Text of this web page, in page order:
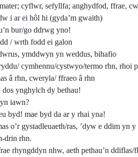
cyflwr, sefyllfa; anghydfod, ffrae,
i ar ei hôl hi (gyda’m gwaith)
bur/go ddrwg yno!
/ wrth fodd ei galon
ymddwyn yn weddus, bihafio
cymhennu/cystwyo/termo rhn, rhoi
â rhn, cweryla/ ffraeo â rhn
dos ynghylch dy bethau!
iawn?
byd! mae byd da ar y rhai yna!
o’r gystadleuaeth/ras, ’dyw e ddim yn
drin rhn.
rhyngddyn nhw, aeth pethau’n